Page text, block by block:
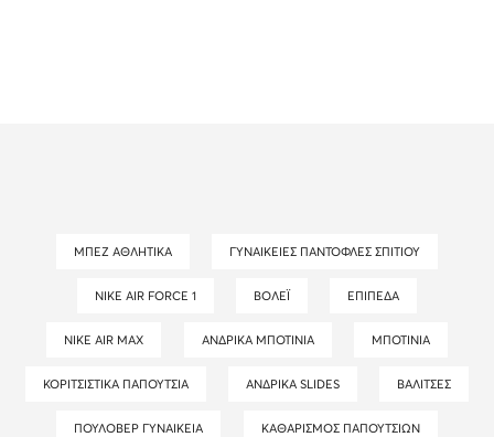
ΜΠΕΖ ΑΘΛΗΤΙΚΆ ΓΥΝΑΙΚΕΊΕΣ ΠΑΝΤΌΦΛΕΣ ΣΠΙΤΙΟΎ
NIKE AIR FORCE 1 ΒΌΛΕΪ ΕΠΊΠΕΔΑ
NIKE AIR MAX ΑΝΔΡΙΚΆ ΜΠΟΤΊΝΙΑ ΜΠΟΤΊΝΙΑ
ΚΟΡΙΤΣΊΣΤΙΚΑ ΠΑΠΟΎΤΣΙΑ ΑΝΔΡΙΚΆ SLIDES ΒΑΛΊΤΣΕΣ
ΠΟΥΛΌΒΕΡ ΓΥΝΑΙΚΕΊΑ ΚΑΘΑΡΙΣΜΌΣ ΠΑΠΟΥΤΣΙΏΝ